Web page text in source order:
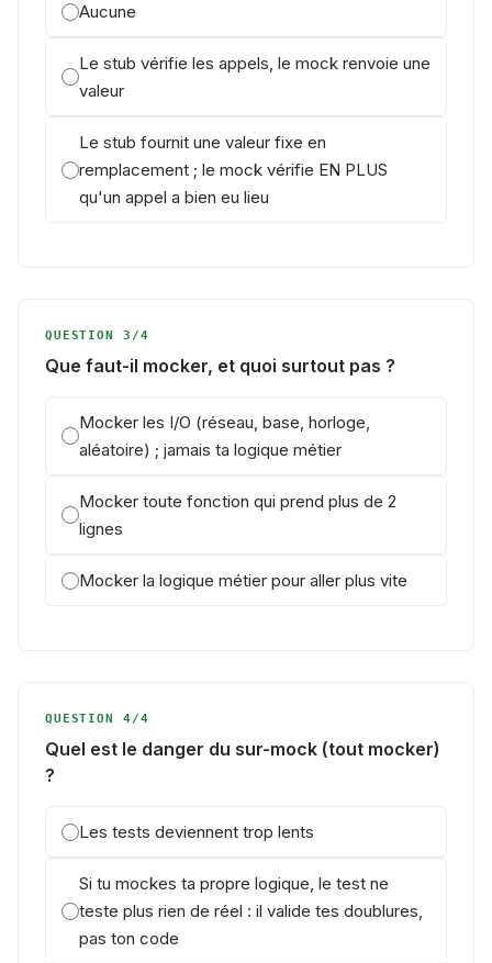
Aucune
Le stub vérifie les appels, le mock renvoie une
valeur
Le stub fournit une valeur fixe en
remplacement ; le mock vérifie EN PLUS
qu'un appel a bien eu lieu
QUESTION 3/4
Que faut-il mocker, et quoi surtout pas ?
Mocker les I/O (réseau, base, horloge,
aléatoire) ; jamais ta logique métier
Mocker toute fonction qui prend plus de 2
lignes
Mocker la logique métier pour aller plus vite
QUESTION 4/4
Quel est le danger du sur-mock (tout mocker)
?
Les tests deviennent trop lents
Si tu mockes ta propre logique, le test ne
teste plus rien de réel : il valide tes doublures,
pas ton code